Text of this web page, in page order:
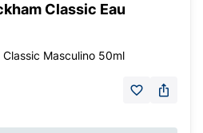
Classic Eau
Masculino 50ml